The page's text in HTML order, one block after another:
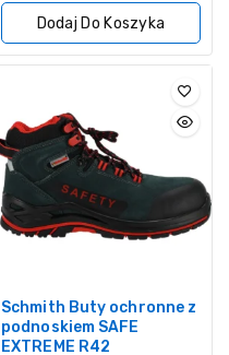
5
Dodaj Do Koszyka
Schmith Buty ochronne z
podnoskiem SAFE
EXTREME R42